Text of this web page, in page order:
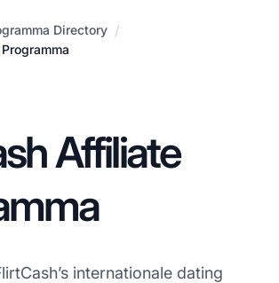
Directory /
Affiliate
internationale dating